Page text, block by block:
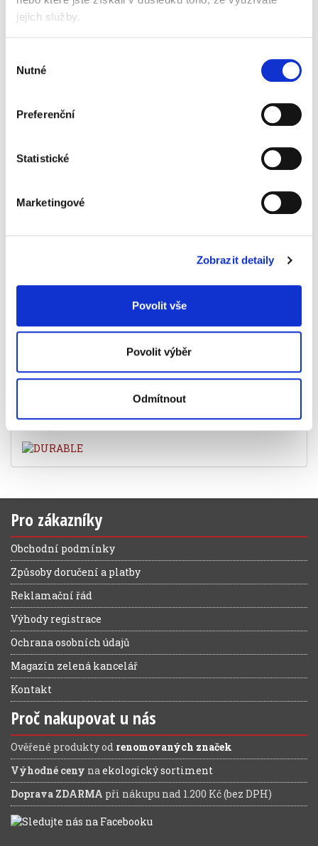
jejich služby.
souhlasu
Nutné
Preferenční
Statistické
Marketingové
Zobrazit detaily
Povolit vše
Povolit výběr
Odmítnout
dokumentům
barva černá
Informace o produktu
Stojan na časopisy Durable Eco A4, černý
69 Kč
Specifikace produktu
Značka
Pro zákazníky
Obchodní podmínky
Způsoby doručení a platby
Reklamační řád
Výhody registrace
Ochrana osobních údajů
Magazín zelená kancelář
Kontakt
Proč nakupovat u nás
Ověřené produkty od renomovaných značek
Výhodné ceny naekologický sortiment
Doprava ZDARMA při nákupu nad 1.200 Kč (bez DPH)